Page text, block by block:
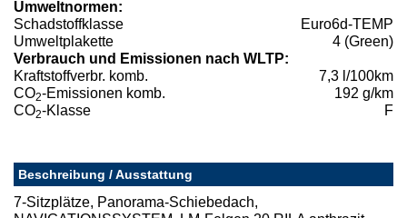
Umweltnormen:
Schadstoffklasse
Euro6d-TEMP
Umweltplakette
4 (Green)
Verbrauch und Emissionen nach WLTP:
Kraftstoffverbr. komb.
7,3 l/100km
CO2-Emissionen komb.
192 g/km
CO2-Klasse F
Beschreibung / Ausstattung
7-Sitzplätze, Panorama-Schiebedach,